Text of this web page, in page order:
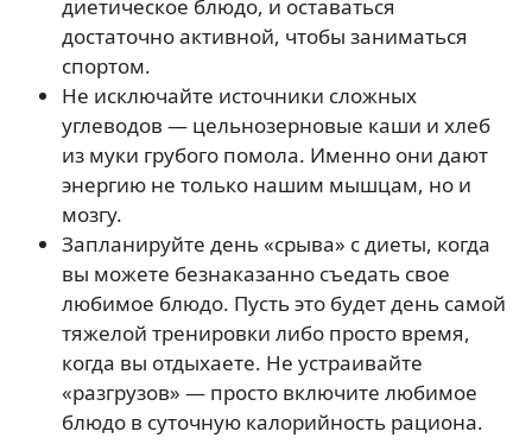
диетическое блюдо, и оставаться
достаточно активной, чтобы заниматься
спортом.
Не исключайте источники сложных
углеводов — цельнозерновые каши и хлеб
из муки грубого помола. Именно они дают
энергию не только нашим мышцам, но и
мозгу.
Запланируйте день «срыва» с диеты, когда
вы можете безнаказанно съедать свое
любимое блюдо. Пусть это будет день самой
тяжелой тренировки либо просто время,
когда вы отдыхаете. Не устраивайте
«разгрузов» — просто включите любимое
блюдо в суточную калорийность рациона.